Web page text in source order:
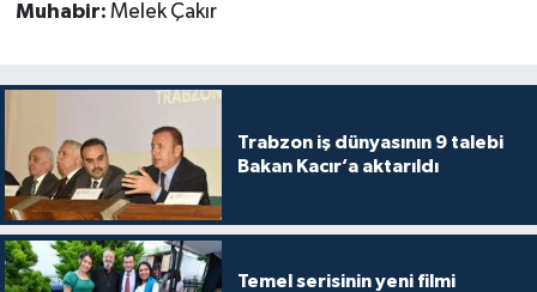
Muhabir: Melek Çakır
Trabzon iş dünyasının 9 talebi
Bakan Kacır’a aktarıldı
Temel serisinin yeni filmi